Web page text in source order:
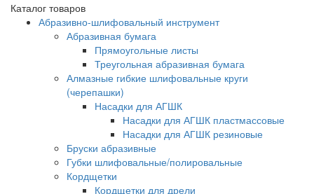
Каталог товаров
Абразивно-шлифовальный инструмент
Абразивная бумага
Прямоугольные листы
Треугольная абразивная бумага
Алмазные гибкие шлифовальные круги
(черепашки)
Насадки для АГШК
Насадки для АГШК пластмассовые
Насадки для АГШК резиновые
Бруски абразивные
Губки шлифовальные/полировальные
Кордщетки
Кордщетки для дрели